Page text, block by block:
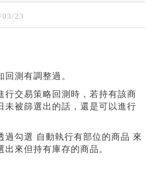
23
測有調整過。
行交易策略回測時，若持有該商
未被篩選出的話，還是可以進行
過勾選 自動執行有部位的商品 來
來但持有庫存的商品。